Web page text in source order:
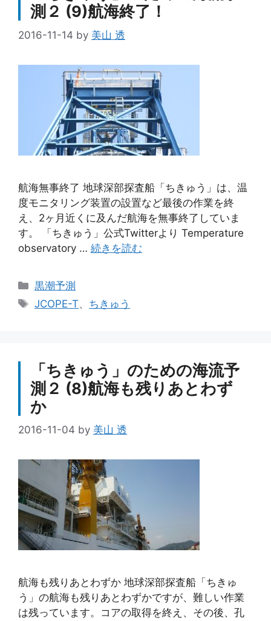
測２ (9)航海終了！
2016-11-14 by 美山 透
航海無事終了 地球深部探査船「ちきゅう」は、温
度モニタリング装置の設置など最後の作業を終
え、2ヶ月近くに及んだ航海を無事終了していま
す。 「ちきゅう」公式Twitterより Temperature
observatory … 続きを読む
カ
テ
黒潮予測
タ
JCOPE-T、 ちきゅう
「ちきゅう」のための海流予
測２ (8)航海も残りあとわず
か
2016-11-04 by 美山 透
航海も残りあとわずか 地球深部探査船「ちきゅ
う」の航海も残りあとわずかですが、難しい作業
は残っています。コアの取得を終え、その後、孔